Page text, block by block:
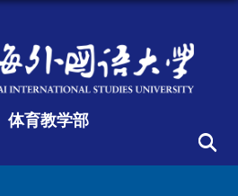
体育教学部